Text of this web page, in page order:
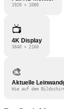
1920 × 1080
📺
4K Display
3840 × 2160
🎨
Aktuelle
Wie auf dem